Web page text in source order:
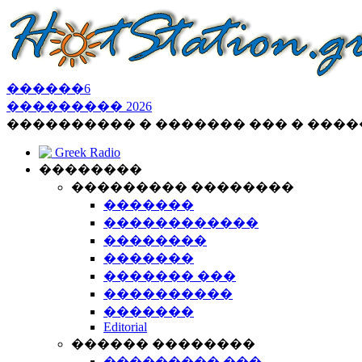
������6
��������� 2026
���������� � ������� ��� �
Greek Radio
��������
��������� ��������
�������
������������
��������
�������
������� ���
����������
�������
Editorial
������ ��������